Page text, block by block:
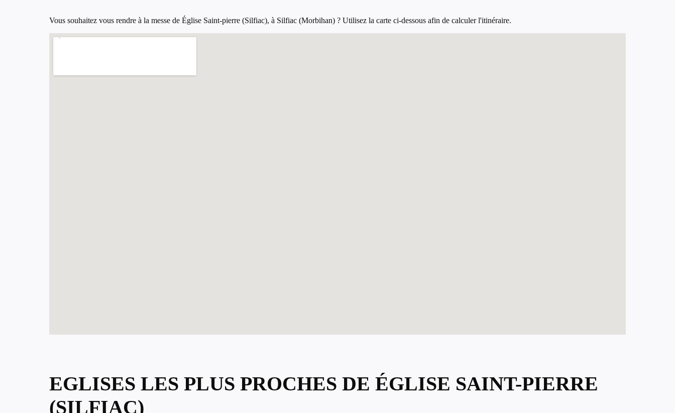
Vous souhaitez vous rendre à la messe de Église Saint-pierre (Silfiac), à Silfiac (Morbihan) ? Utilisez la carte ci-dessous afin de calculer l'itinéraire.
EGLISES LES PLUS PROCHES DE ÉGLISE SAINT-PIERRE
(SILFIAC)